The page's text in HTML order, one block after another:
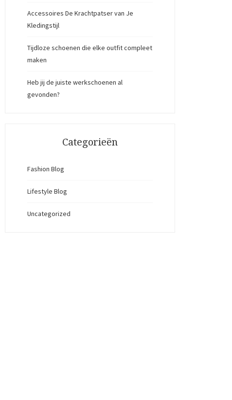
Accessoires De Krachtpatser van Je
Kledingstijl
Tijdloze schoenen die elke outfit compleet
maken
Heb jij de juiste werkschoenen al
gevonden?
Categorieën
Fashion Blog
Lifestyle Blog
Uncategorized